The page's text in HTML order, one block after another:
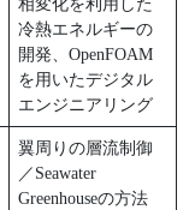
相変化を利用した
冷熱エネルギーの
開発、OpenFOAM
を用いたデジタル
エンジニアリング
翼周りの層流制御
／Seawater
Greenhouseの方法